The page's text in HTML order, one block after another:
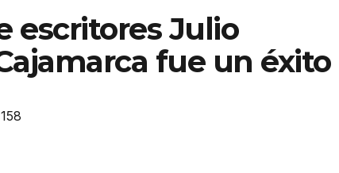
escritores Julio
fue un éxito
158